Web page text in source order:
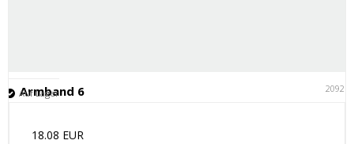
Armband 6 20921
Auf Lager
18.08 EUR